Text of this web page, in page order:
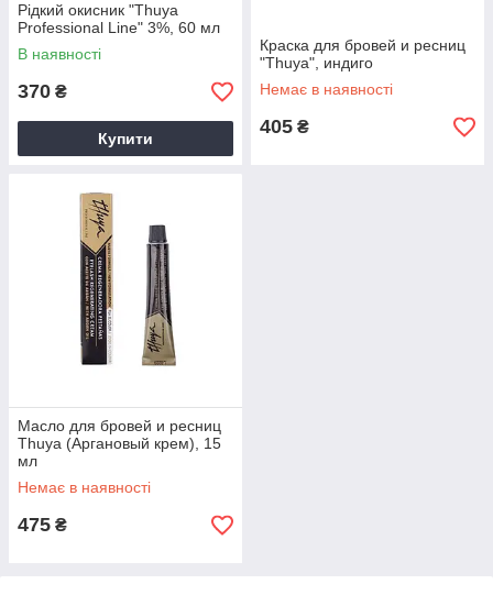
Рідкий окисник "Thuya
Professional Line" 3%, 60 мл
В наявності
370 ₴
Купити
Краска для бровей и ресниц
"Thuya", индиго
Немає в наявності
405 ₴
Масло для бровей и ресниц
Thuya (Аргановый крем), 15
мл
Немає в наявності
475 ₴